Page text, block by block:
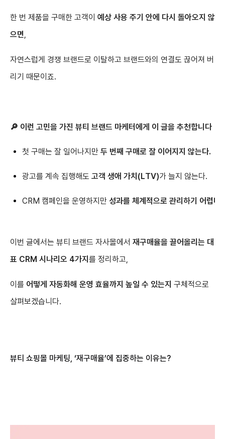
한 번 제품을 구매한 고객이 예상 사용 주기 안에 다시 돌아오지 않
으면
자연스럽게 경쟁 브랜드로 이탈하고 브랜드와의 연결도 끊어져 버
리기 때문이죠.
🔎 이런 고민을 가진 뷰티 브랜드 마케터에게 이 글을 추천합니다
첫 구매는 잘 일어나지만 두 번째 구매로 잘 이어지지 않는다.
광고를 계속 집행해도 고객 생애 가치(LTV)가 늘지 않는다.
CRM 캠페인을 운영하지만 성과를 체계적으로 관리하기 어렵다.
이번 글에서는 뷰티 브랜드 자사몰에서 재구매율을 끌어올리는 대
표 CRM 시나리오 4가지 를 정리하고,
이를 어떻게 자동화해 운영 효율까지 높일 수 있는지 구체적으로
살펴보겠습니다.
뷰티 쇼핑몰 마케팅, ‘재구매율’에 집중하는 이유는?